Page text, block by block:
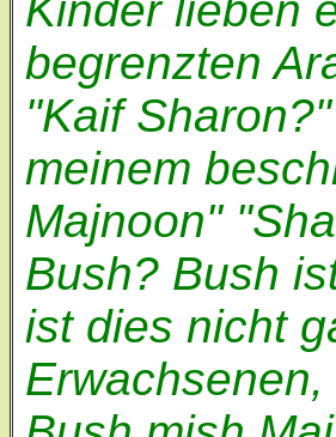
begrenzten
"Kaif
meinem
Majnoon"
Bush? Bush
ist dies nicht